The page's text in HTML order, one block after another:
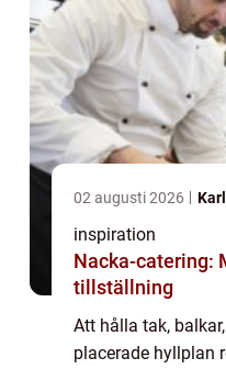
02 augusti 2026
inspiration
Nacka-catering:
tillställning
Att hålla tak,
placerade hyllplan